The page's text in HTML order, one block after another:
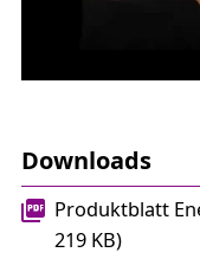
Downloads
Produktblatt
219 KB)